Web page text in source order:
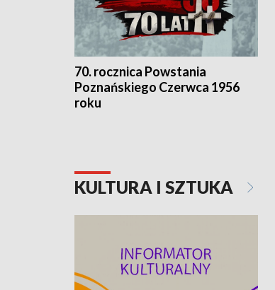
70. rocznica Powstania
Poznańskiego Czerwca 1956
roku
KULTURA I SZTUKA